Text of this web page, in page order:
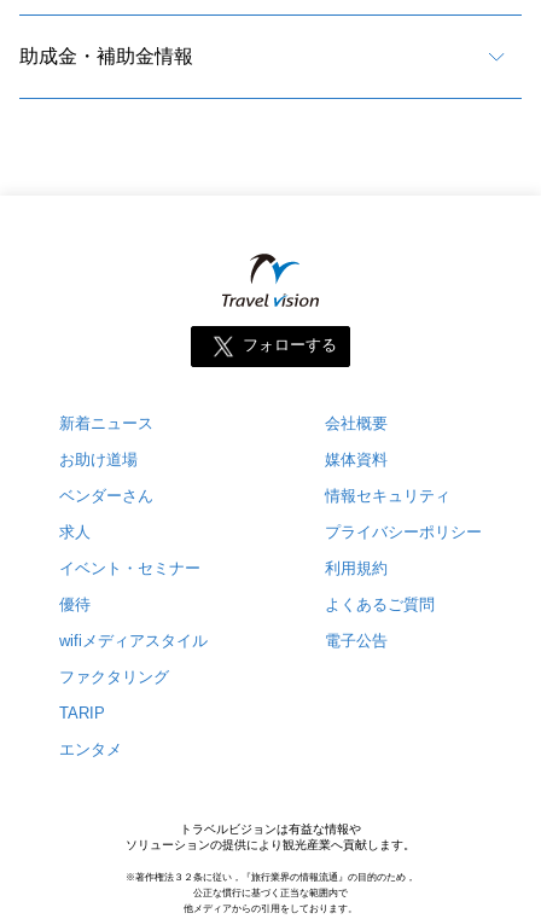
助成金・補助金情報
フォローする
新着ニュース
お助け道場
ベンダーさん
求人
イベント・セミナー
優待
wifiメディアスタイル
ファクタリング
TARIP
エンタメ
会社概要
媒体資料
情報セキュリティ
プライバシーポリシー
利用規約
よくあるご質問
電子公告
トラベルビジョンは有益な情報や
ソリューションの提供により観光産業へ貢献します。
※著作権法３２条に従い，『旅行業界の情報流通』の目的のため，
公正な慣行に基づく正当な範囲内で
他メディアからの引用をしております。